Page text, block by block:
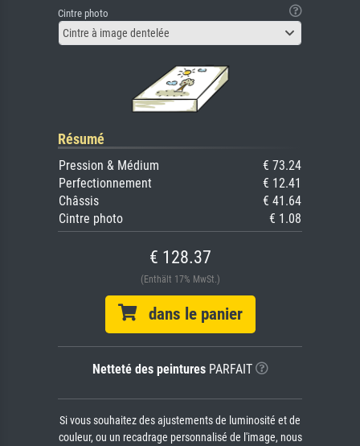
Cintre photo
Cintre à image dentelée
Résumé
Pression & Médium
€ 73.24
Perfectionnement
€ 12.41
Châssis
€ 41.64
Cintre photo
€ 1.08
€ 128.37
(Enthält 17% MwSt.)
dans le panier
Netteté des peinturesPARFAIT
Si vous souhaitez des ajustements de luminosité et de
couleur, ou un recadrage personnalisé de l'image, nous